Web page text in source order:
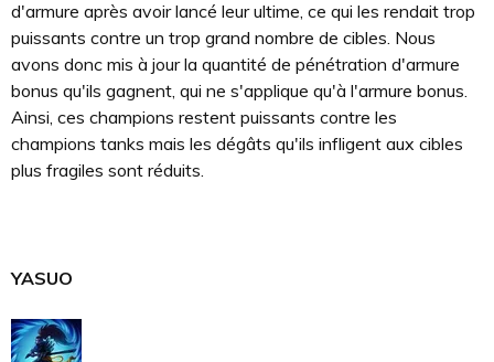
d'armure après avoir lancé leur ultime, ce qui les rendait trop
puissants contre un trop grand nombre de cibles. Nous
avons donc mis à jour la quantité de pénétration d'armure
bonus qu'ils gagnent, qui ne s'applique qu'à l'armure bonus.
Ainsi, ces champions restent puissants contre les
champions tanks mais les dégâts qu'ils infligent aux cibles
plus fragiles sont réduits.
YASUO